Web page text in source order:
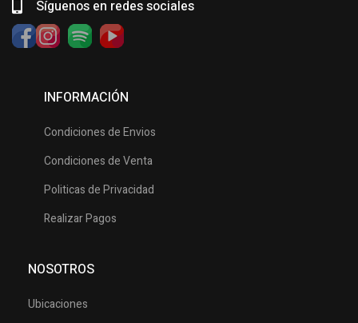
Síguenos en redes sociales
INFORMACIÓN
Condiciones de Envios
Condiciones de Venta
Politicas de Privacidad
Realizar Pagos
NOSOTROS
Ubicaciones